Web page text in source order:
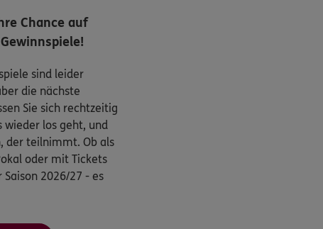
Chance auf
sind leider
die nächste
Sie sich rechtzeitig
wieder los geht, und
der teilnimmt. Ob als
oder mit Tickets
2026/27 - es